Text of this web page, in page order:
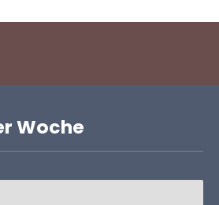
Woche